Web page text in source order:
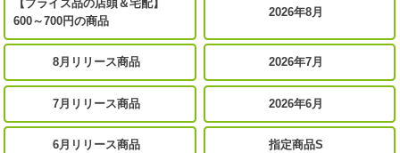
【プライズ品の店頭＆宅配】
600～700円の商品
2026年8月
8月リリース商品 2026年7月
7月リリース商品 2026年6月
6月リリース商品 指定商品S